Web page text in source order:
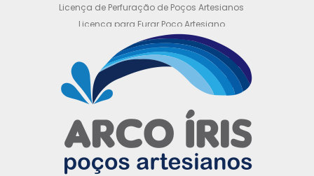
Licença de Perfuração de Poços Artesianos
Licença para Furar Poço Artesiano
Licença para Perfuração de Poço Artesiano
Licença para Poço Semi Artesiano
Manutenção de Poço Semi Artesiano
Manutenção Preventiva de Poços Artesiano
Obtenha sua Licença de Perfuração de Poç
o Artesiano
Orçamento de Poço Semi Artesiano
Orçamento para Perfuração de Poço Artesi
ano